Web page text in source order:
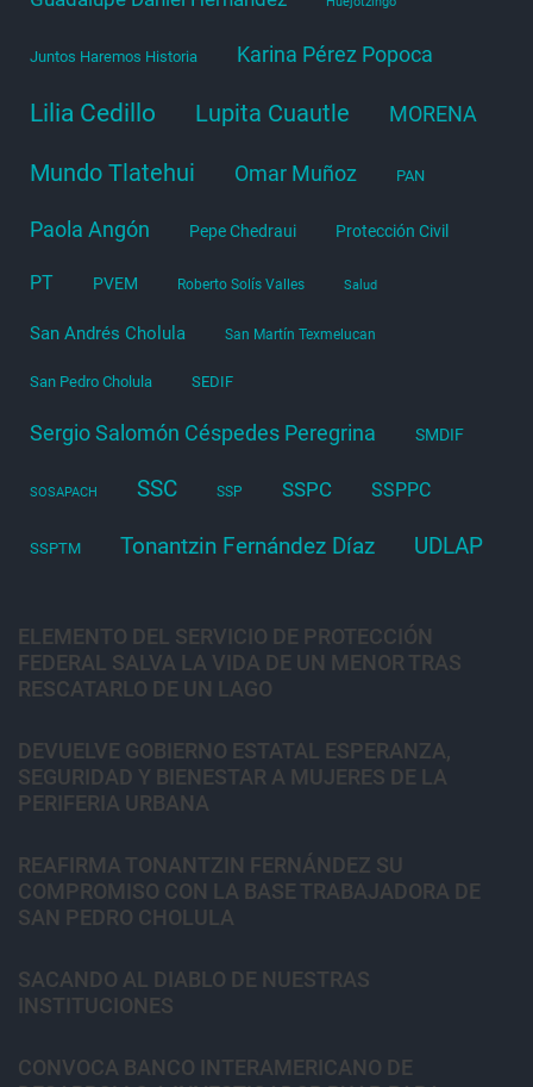
Juntos Haremos Historia Karina Pérez Popoca
Lilia Cedillo Lupita Cuautle MORENA
Mundo Tlatehui Omar Muñoz PAN
Paola Angón Pepe Chedraui Protección Civil
PT PVEM Roberto Solís Valles Salud
San Andrés Cholula San Martín Texmelucan
San Pedro Cholula SEDIF
Sergio Salomón Céspedes Peregrina SMDIF
SOSAPACH SSC SSP SSPC SSPPC
SSPTM Tonantzin Fernández Díaz UDLAP
ELEMENTO DEL SERVICIO DE PROTECCIÓN
FEDERAL SALVA LA VIDA DE UN MENOR TRAS
RESCATARLO DE UN LAGO
DEVUELVE GOBIERNO ESTATAL ESPERANZA,
SEGURIDAD Y BIENESTAR A MUJERES DE LA
PERIFERIA URBANA
REAFIRMA TONANTZIN FERNÁNDEZ SU
COMPROMISO CON LA BASE TRABAJADORA DE
SAN PEDRO CHOLULA
SACANDO AL DIABLO DE NUESTRAS
INSTITUCIONES
CONVOCA BANCO INTERAMERICANO DE